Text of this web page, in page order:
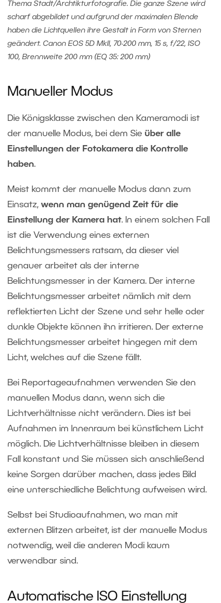
Thema Stadt/Archtikturfotografie. Die ganze Szene wird
scharf abgebildet und aufgrund der maximalen Blende
haben die Lichtquellen ihre Gestalt in Form von Sternen
geändert. Canon EOS 5D MkII, 70-200 mm, 15 s, f/22, ISO
100, Brennweite 200 mm (EQ 35: 200 mm)
Manueller Modus
Die Königsklasse zwischen den Kameramodi ist
der manuelle Modus, bei dem Sie über alle
Einstellungen der Fotokamera die Kontrolle
haben.
Meist kommt der manuelle Modus dann zum
Einsatz, wenn man genügend Zeit für die
Einstellung der Kamera hat. In einem solchen Fall
ist die Verwendung eines externen
Belichtungsmessers ratsam, da dieser viel
genauer arbeitet als der interne
Belichtungsmesser in der Kamera. Der interne
Belichtungsmesser arbeitet nämlich mit dem
reflektierten Licht der Szene und sehr helle oder
dunkle Objekte können ihn irritieren. Der externe
Belichtungsmesser arbeitet hingegen mit dem
Licht, welches auf die Szene fällt.
Bei Reportageaufnahmen verwenden Sie den
manuellen Modus dann, wenn sich die
Lichtverhältnisse nicht verändern. Dies ist bei
Aufnahmen im Innenraum bei künstlichem Licht
möglich. Die Lichtverhältnisse bleiben in diesem
Fall konstant und Sie müssen sich anschließend
keine Sorgen darüber machen, dass jedes Bild
eine unterschiedliche Belichtung aufweisen wird.
Selbst bei Studioaufnahmen, wo man mit
externen Blitzen arbeitet, ist der manuelle Modus
notwendig, weil die anderen Modi kaum
verwendbar sind.
Automatische ISO Einstellung